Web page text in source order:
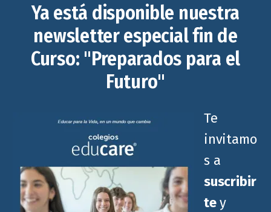
Ya está disponible nuestra
newsletter especial fin de
Curso: "Preparados para el
Futuro"
Te
invitamo
s a
suscribir
tey